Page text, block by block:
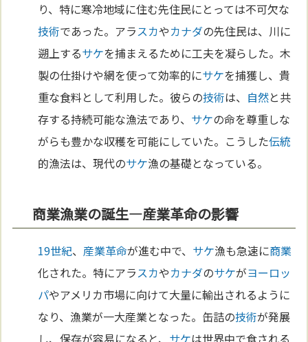
り、特に寒冷地域に住む先住民にとっては不可欠な
技術であった。アラスカやカナダの先住民は、川に
遡上するサケを捕まえるために工夫を凝らした。木
製の仕掛けや網を使って効率的にサケを捕獲し、貴
重な食料として利用した。彼らの技術は、 自然と共
存する持続可能な漁法であり、 サケの命を尊重しな
がらも豊かな収穫を可能にしていた。こうした伝統
的漁法は、現代のサケ漁の基礎となっている。
商業漁業の誕生—産業革命の影響
19世紀、産業革命が進む中で、 サケ漁も急速に商業
化された。特にアラスカやカナダのサケがヨーロッ
パやアメリカ市場に向けて大量に輸出されるように
なり、漁業が一大産業となった。缶詰の技術が発展
し、保存が容易になると、 サケは世界中で食される